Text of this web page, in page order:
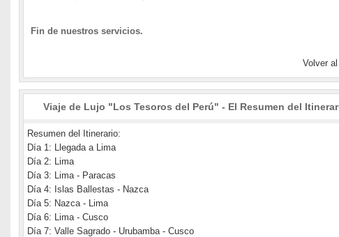
Fin de nuestros servicios.
Volver
Viaje de Lujo "Los Tesoros del Perú" - El Resumen del
Resumen del Itinerario:
Día 1: Llegada a Lima
Día 2: Lima
Día 3: Lima - Paracas
Día 4: Islas Ballestas - Nazca
Día 5: Nazca - Lima
Día 6: Lima - Cusco
Día 7: Valle Sagrado - Urubamba - Cusco